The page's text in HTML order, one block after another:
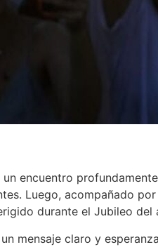
encuentro
Luego, acompañado
durante el Jubileo del
mensaje claro y